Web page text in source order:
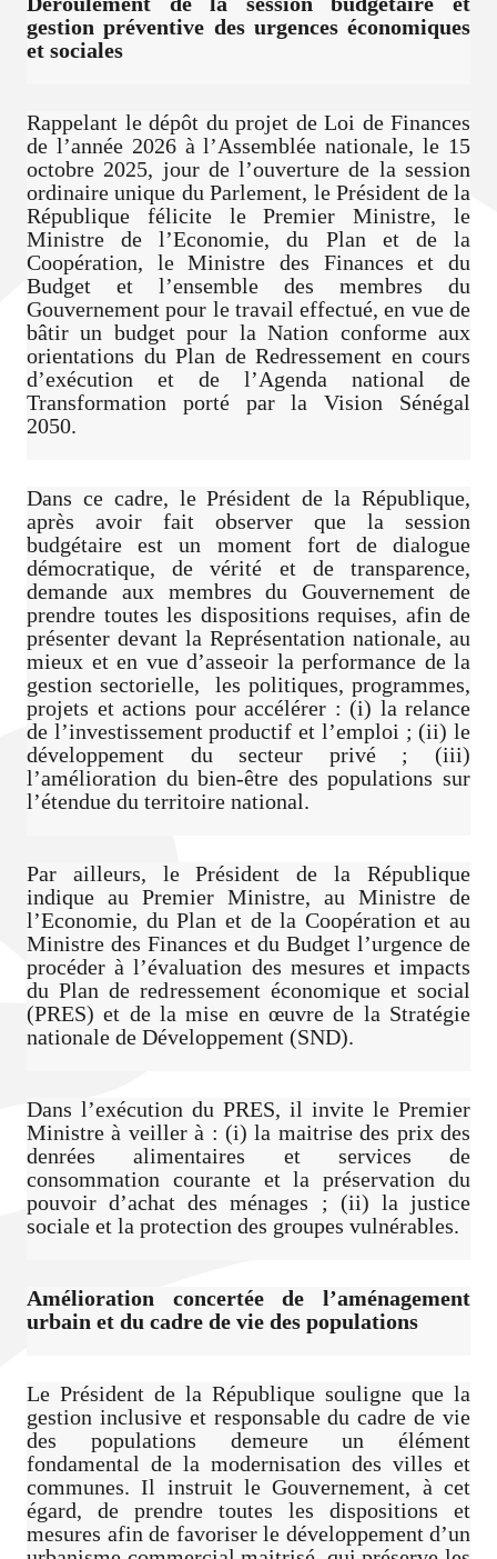
gestion préventive des urgences économiques
et sociales
Rappelant le dépôt du projet de Loi de Finances
de l’année 2026 à l’Assemblée nationale, le 15
octobre 2025, jour de l’ouverture de la session
ordinaire unique du Parlement, le Président de la
République félicite le Premier Ministre, le
Ministre de l’Economie, du Plan et de la
Coopération, le Ministre des Finances et du
Budget et l’ensemble des membres du
Gouvernement pour le travail effectué, en vue de
bâtir un budget pour la Nation conforme aux
orientations du Plan de Redressement en cours
d’exécution et de l’Agenda national de
Transformation porté par la Vision Sénégal
2050.
Dans ce cadre, le Président de la République,
après avoir fait observer que la session
budgétaire est un moment fort de dialogue
démocratique, de vérité et de transparence,
demande aux membres du Gouvernement de
prendre toutes les dispositions requises, afin de
présenter devant la Représentation nationale, au
mieux et en vue d’asseoir la performance de la
gestion sectorielle, les politiques, programmes,
projets et actions pour accélérer : (i) la relance
de l’investissement productif et l’emploi ; (ii) le
développement du secteur privé ; (iii)
l’amélioration du bien-être des populations sur
l’étendue du territoire national.
Par ailleurs, le Président de la République
indique au Premier Ministre, au Ministre de
l’Economie, du Plan et de la Coopération et au
Ministre des Finances et du Budget l’urgence de
procéder à l’évaluation des mesures et impacts
du Plan de redressement économique et social
(PRES) et de la mise en œuvre de la Stratégie
nationale de Développement (SND).
Dans l’exécution du PRES, il invite le Premier
Ministre à veiller à : (i) la maitrise des prix des
denrées alimentaires et services de
consommation courante et la préservation du
pouvoir d’achat des ménages ; (ii) la justice
sociale et la protection des groupes vulnérables.
Amélioration concertée de l’aménagement
urbain et du cadre de vie des populations
Le Président de la République souligne que la
gestion inclusive et responsable du cadre de vie
des populations demeure un élément
fondamental de la modernisation des villes et
communes. Il instruit le Gouvernement, à cet
égard, de prendre toutes les dispositions et
mesures afin de favoriser le développement d’un